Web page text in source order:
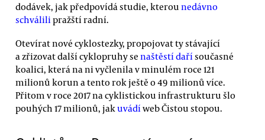
dodávek, jak předpovídá studie, kterou nedávno
schválilipražští radní.
Otevírat nové cyklostezky, propojovat ty stávající
a zřizovat další cyklopruhy se naštěstí daří současné
koalici, která na ni vyčlenila v minulém roce 121
milionů korun a tento rok ještě o 49 milionů více.
Přitom v roce 2017 na cyklistickou infrastrukturu šlo
pouhých 17 milionů, jakuvádí web Čistou stopou.